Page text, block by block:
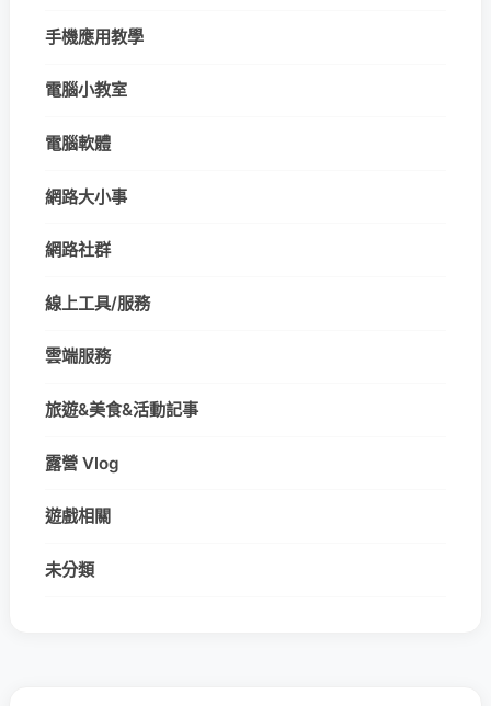
手機應用教學
電腦小教室
電腦軟體
網路大小事
網路社群
線上工具/服務
雲端服務
旅遊&美食&活動記事
露營 Vlog
遊戲相關
未分類